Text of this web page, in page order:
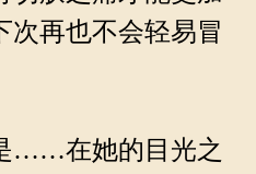
次再也不会轻易冒
……在她的目光之